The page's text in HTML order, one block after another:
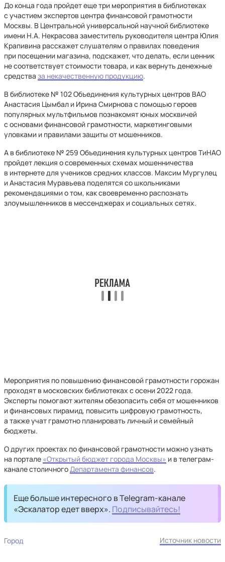
До конца года пройдет еще три мероприятия в библиотеках
с участием экспертов центра финансовой грамотности
Москвы. В Центральной универсальной научной библиотеке
имени Н.А. Некрасова заместитель руководителя центра Юлия
Крапивина расскажет слушателям о правилах поведения
при посещении магазина, подскажет, что делать, если ценник
не соответствует стоимости товара, и как вернуть денежные
средства за некачественную продукцию.
В библиотеке № 102 Объединения культурных центров ВАО
Анастасия Цымбал и Ирина Смирнова с помощью героев
популярных мультфильмов познакомят юных москвичей
с основами финансовой грамотности, маркетинговыми
уловками и правилами защиты от мошенников.
А в библиотеке № 259 Объединения культурных центров ТиНАО
пройдет лекция о современных схемах мошенничества
в интернете для учеников средних классов. Максим Мургулец
и Анастасия Муравьева поделятся со школьниками
рекомендациями о том, как своевременно распознать
злоумышленников в мессенджерах и социальных сетях.
Мероприятия по повышению финансовой грамотности горожан
проходят в московских библиотеках с осени 2022 года.
Эксперты помогают жителям обезопасить себя от мошенников
и финансовых пирамид, повысить цифровую грамотность,
а также учат грамотно планировать личный и семейный
бюджеты.
О других проектах по финансовой грамотности можно узнать
на портале «Открытый бюджет города Москвы» и в телеграм-
канале столичногоДепартамента финансов.
Еще больше интересного в Telegram-канале
«Эскалатор едет вверх». Подписывайтесь!
Город Источник новости